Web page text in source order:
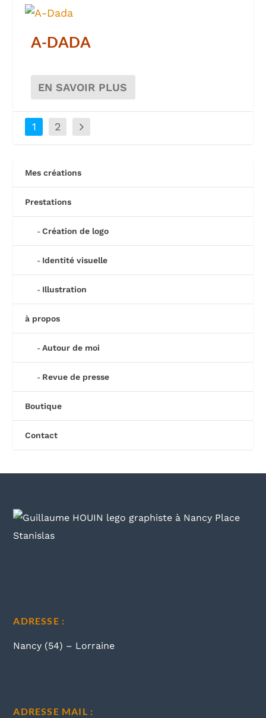
A-DADA
EN SAVOIR PLUS
1 2
Mes créations
Prestations
Création de logo
Identité visuelle
Illustration
à propos
Autour de moi
Revue de presse
Boutique
Contact
ADRESSE :
Nancy (54) – Lorraine
ADRESSE MAIL :